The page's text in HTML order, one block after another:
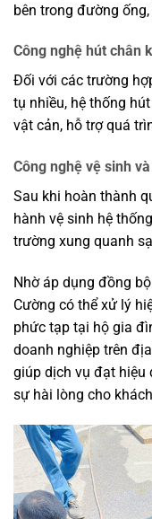
bên trong đường
Công nghệ hút chân
Đối với các trường
tụ nhiều, hệ thống
vật cản, hỗ trợ quá
Công nghệ vệ sinh
Sau khi hoàn thành
hành vệ sinh hệ
trường xung quanh
Nhờ áp dụng đồng
Cường có thể xử lý
phức tạp tại hộ gia
doanh nghiệp trên
giúp dịch vụ đạt hiệu
sự hài lòng cho